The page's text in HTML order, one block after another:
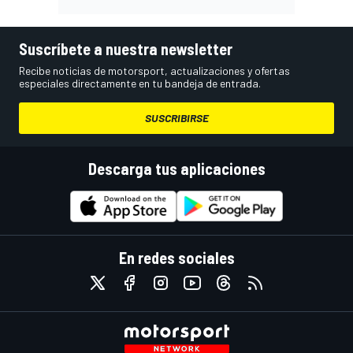
Suscríbete a nuestra newsletter
Recibe noticias de motorsport, actualizaciones y ofertas
especiales directamente en tu bandeja de entrada.
SUSCRIBIRSE
Descarga tus aplicaciones
En redes sociales